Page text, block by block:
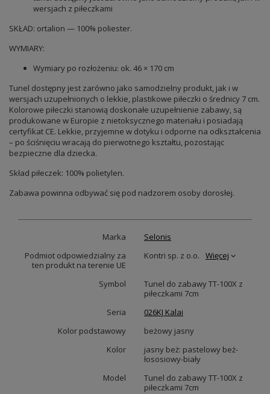
wersjach z piłeczkami
SKŁAD: ortalion — 100% poliester.
WYMIARY:
Wymiary po rozłożeniu: ok. 46 × 170 cm
Tunel dostępny jest zarówno jako samodzielny produkt, jak i w
wersjach uzupełnionych o lekkie, plastikowe piłeczki o średnicy 7 cm.
Kolorowe piłeczki stanowią doskonałe uzupełnienie zabawy, są
produkowane w Europie z nietoksycznego materiału i posiadają
certyfikat CE. Lekkie, przyjemne w dotyku i odporne na odkształcenia
– po ściśnięciu wracają do pierwotnego kształtu, pozostając
bezpieczne dla dziecka.
Skład piłeczek: 100% polietylen.
Zabawa powinna odbywać się pod nadzorem osoby dorosłej.
Marka
Selonis
Podmiot odpowiedzialny za
ten produkt na terenie UE
Kontri sp. z o.o. Więcej
Symbol
Tunel do zabawy TT-100X z
piłeczkami 7cm
Seria
026KJ Kalai
Kolor podstawowy
beżowy jasny
Kolor
jasny beż: pastelowy beż-
łososiowy-biały
Model
Tunel do zabawy TT-100X z
piłeczkami 7cm